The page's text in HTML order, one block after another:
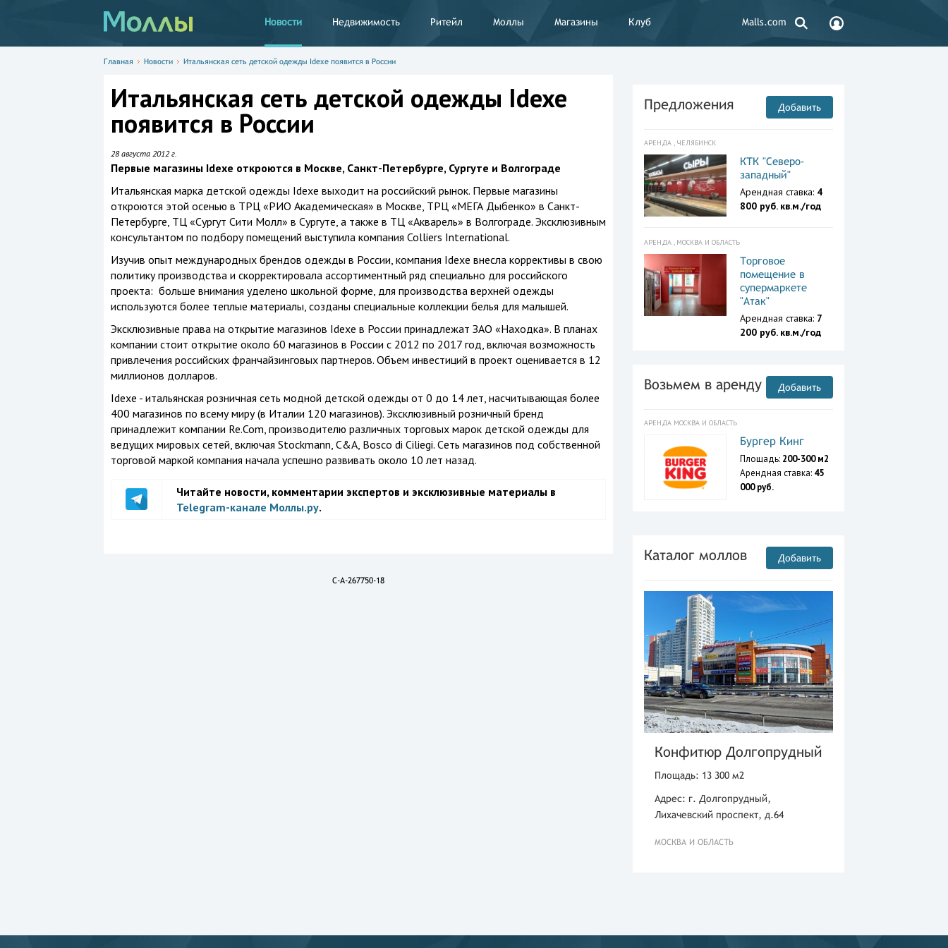
Новости Недвижимость Ритейл Моллы Магазины Клуб Malls.com
Главная Новости Итальянская сеть детской одежды Idexe появится в России
Итальянская сеть детской одежды Idexe
появится в России
28 августа 2012 г.
Первые магазины Idexe откроются в Москве, Санкт-Петербурге, Сургуте и Волгограде
Итальянская марка детской одежды Idexe выходит на российский рынок. Первые магазины
откроются этой осенью в ТРЦ «РИО Академическая» в Москве, ТРЦ «МЕГА Дыбенко» в Санкт-
Петербурге, ТЦ «Сургут Сити Молл» в Сургуте, а также в ТЦ «Акварель» в Волгограде. Эксклюзивным
консультантом по подбору помещений выступила компания Colliers International.
Изучив опыт международных брендов одежды в России, компания Idexe внесла коррективы в свою
политику производства и скорректировала ассортиментный ряд специально для российского
проекта: больше внимания уделено школьной форме, для производства верхней одежды
используются более теплые материалы, созданы специальные коллекции белья для малышей.
Эксклюзивные права на открытие магазинов Idexe в России принадлежат ЗАО «Находка». В планах
компании стоит открытие около 60 магазинов в России с 2012 по 2017 год, включая возможность
привлечения российских франчайзинговых партнеров. Объем инвестиций в проект оценивается в 12
миллионов долларов.
Idexe - итальянская розничная сеть модной детской одежды от 0 до 14 лет, насчитывающая более
400 магазинов по всему миру (в Италии 120 магазинов). Эксклюзивный розничный бренд
принадлежит компании Re.Com, производителю различных торговых марок детской одежды для
ведущих мировых сетей, включая Stoсkmann, C&A, Bosco di Ciliegi. Cеть магазинов под собственной
торговой маркой компания начала успешно развивать около 10 лет назад.
Читайте новости, комментарии экспертов и эксклюзивные материалы в
Telegram-канале Моллы.ру.
C-A-267750-18
Предложения Добавить
АРЕНДА , ЧЕЛЯБИНСК
КТК "Северо-
западный"
Арендная ставка: 4
800 руб. кв.м./год
АРЕНДА , МОСКВА И ОБЛАСТЬ
Торговое
помещение в
супермаркете
"Атак"
Арендная ставка: 7
200 руб. кв.м./год
Возьмем в аренду Добавить
АРЕНДА МОСКВА И ОБЛАСТЬ
Бургер Кинг
Площадь: 200-300 м2
Арендная ставка: 45
000 руб.
Каталог моллов Добавить
Конфитюр Долгопрудный
Площадь: 13 300 м2
Адрес: г. Долгопрудный,
Лихачевский проспект, д.64
МОСКВА И ОБЛАСТЬ